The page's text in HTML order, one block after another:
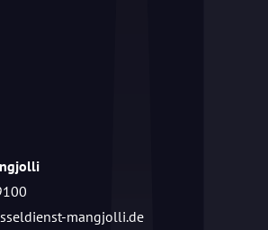
mangjolli.de